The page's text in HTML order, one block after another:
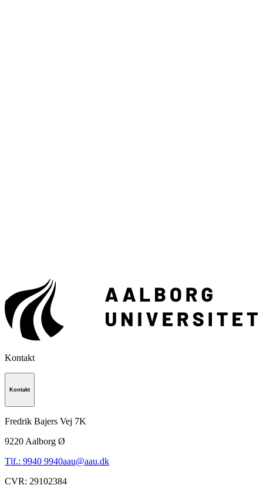
Kontakt
Kontakt
Fredrik Bajers Vej 7K
9220 Aalborg Ø
Tlf.: 9940 9940aau@aau.dk
CVR: 29102384